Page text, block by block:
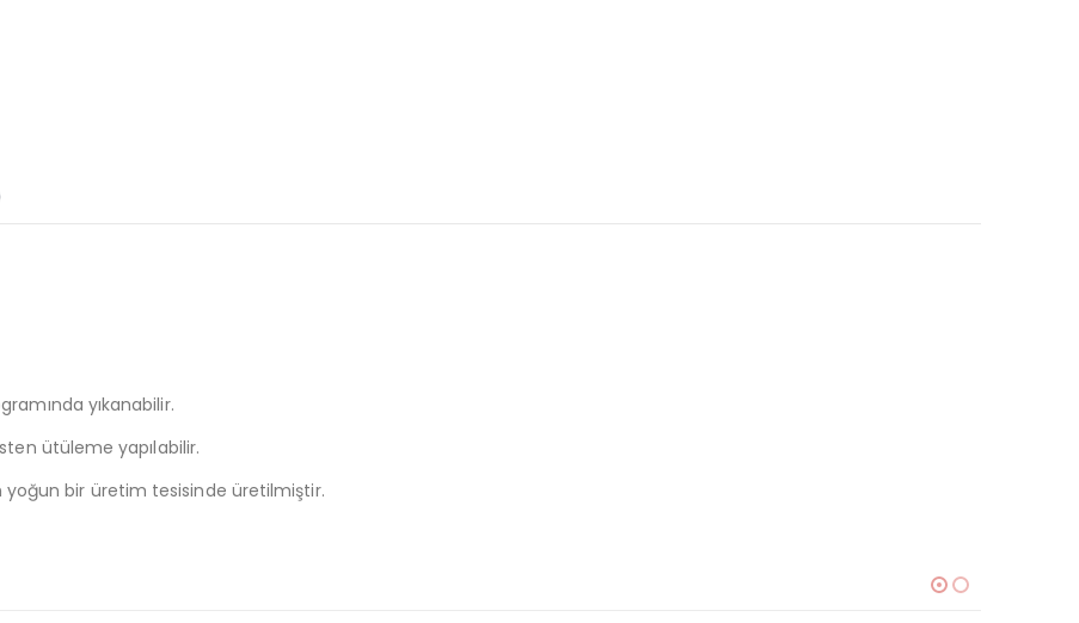
yıkanabilir.
ütüleme yapılabilir.
yoğun bir üretim tesisinde üretilmiştir.